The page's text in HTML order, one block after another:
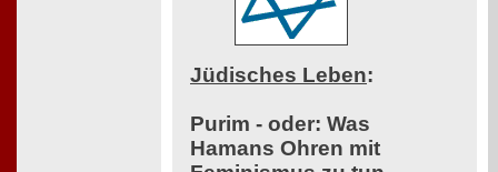
Jüdisches Leben:
Purim - oder: Was
Hamans Ohren mit